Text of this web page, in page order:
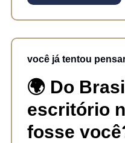
você já tentou
🌍 Do
escritório
fosse